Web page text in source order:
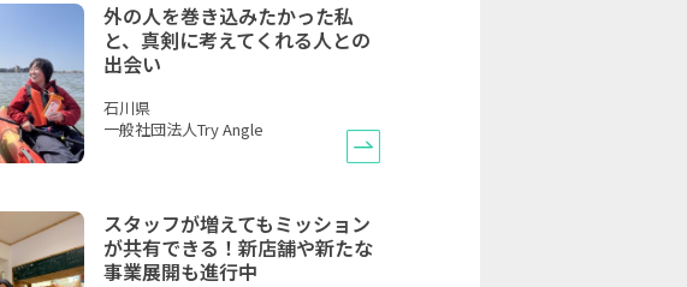
外の人を巻き込みたかった私
と、真剣に考えてくれる人との
出会い
石川県
一般社団法人Try Angle
スタッフが増えてもミッション
が共有できる！新店舗や新たな
事業展開も進行中